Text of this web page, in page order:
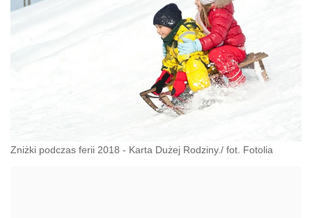
Zniżki podczas ferii 2018 - Karta Dużej Rodziny./ fot. Fotolia